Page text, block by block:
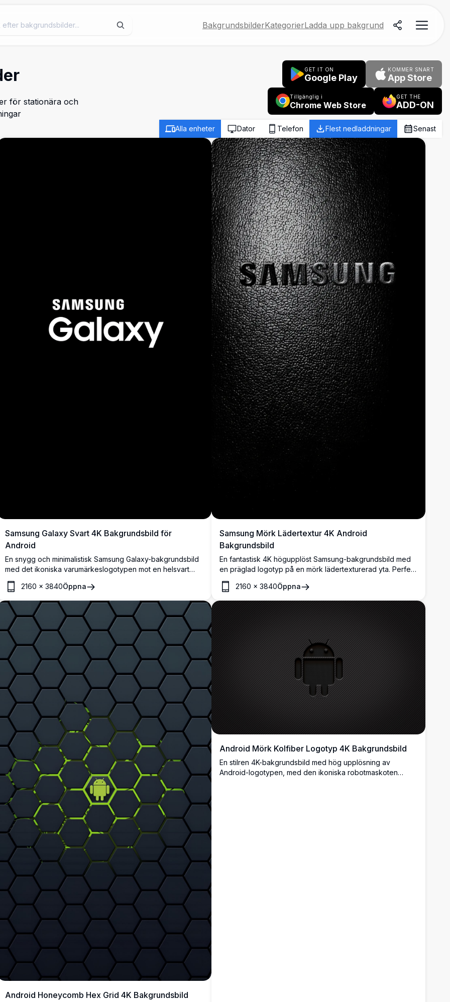
BakgrundsbilderKategorierLadda upp bakgrund
för stationära och
GET IT ON
Google Play
KOMMER SNART
App Store
Tillgänglig i
Chrome Web Store
GET THE
ADD-ON
Alla enheter Dator Telefon Flest nedladdningar Senast
Samsung Galaxy Svart 4K Bakgrundsbild för
Android
En snygg och minimalistisk Samsung Galaxy-bakgrundsbild
med det ikoniska varumärkeslogotypen mot en helsvart
bakgrund. Perfekt för AMOLED-skärmar, som erbjuder djup
kontrast och en premium-estetik med hög upplösning för
Samsung-enheter.
2160 ×3840Öppna
Samsung Mörk Lädertextur 4K Android
Bakgrundsbild
En fantastisk 4K högupplöst Samsung-bakgrundsbild med
en präglad logotyp på en mörk lädertexturerad yta. Perfekt
för Samsung Android-enheter och erbjuder en elegant,
premium och minimalistisk estetik.
2160 × 3840Öppna
Android Honeycomb Hex Grid 4K Bakgrundsbild
Android Mörk Kolfiber Logotyp 4K Bakgrundsbild
En stilren 4K-bakgrundsbild med hög upplösning av
Android-logotypen, med den ikoniska robotmaskoten